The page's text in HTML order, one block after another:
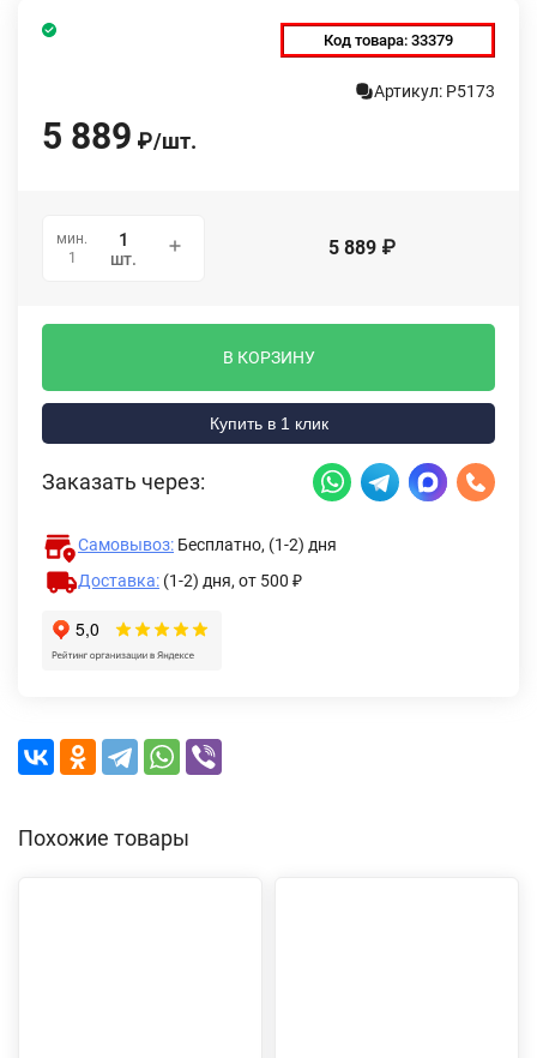
Код товара: 33379
Артикул: P5173
5 889 ₽/шт.
мин.
1
шт. 5 889 ₽
В КОРЗИНУ
Купить в 1 клик
Заказать через:
Самовывоз: Бесплатно, (1-2) дня
Доставка: (1-2) дня, от 500 ₽
Похожие товары